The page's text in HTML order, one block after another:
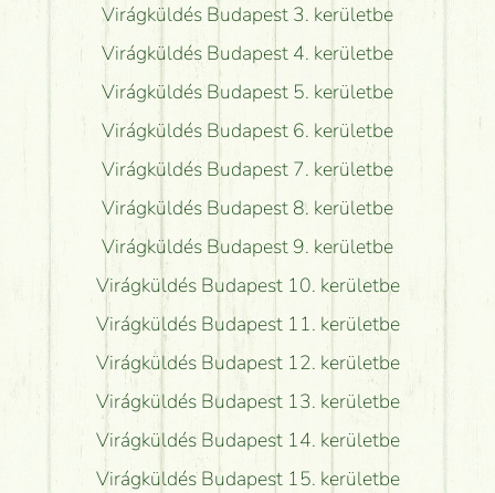
Virágküldés Budapest 3. kerületbe
Virágküldés Budapest 4. kerületbe
Virágküldés Budapest 5. kerületbe
Virágküldés Budapest 6. kerületbe
Virágküldés Budapest 7. kerületbe
Virágküldés Budapest 8. kerületbe
Virágküldés Budapest 9. kerületbe
Virágküldés Budapest 10. kerületbe
Virágküldés Budapest 11. kerületbe
Virágküldés Budapest 12. kerületbe
Virágküldés Budapest 13. kerületbe
Virágküldés Budapest 14. kerületbe
Virágküldés Budapest 15. kerületbe